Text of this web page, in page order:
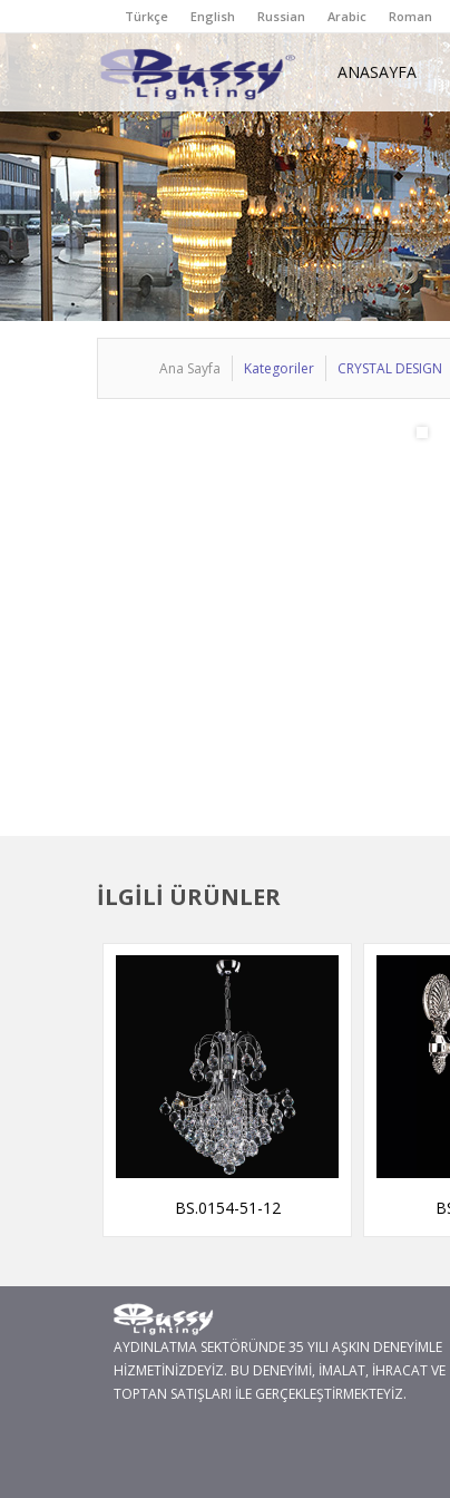
Türkçe English Russian Arabic Roman
ANASAYFA
Ana Sayfa Kategoriler CRYSTAL DESIGN
İLGİLİ ÜRÜNLER
BS.0154-51-12
AYDINLATMA SEKTÖRÜNDE 35 YILI AŞKIN DENEYİMLE
HİZMETİNİZDEYİZ. BU DENEYİMİ, İMALAT, İHRACAT VE
TOPTAN SATIŞLARI İLE GERÇEKLEŞTİRMEKTEYİZ.